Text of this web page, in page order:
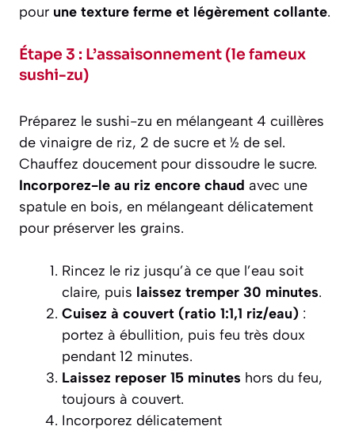
pour une texture ferme et légèrement collante.
Étape 3 : L’assaisonnement (le fameux
sushi-zu)
Préparez le sushi-zu en mélangeant 4 cuillères
de vinaigre de riz, 2 de sucre et ½ de sel.
Chauffez doucement pour dissoudre le sucre.
Incorporez-le au riz encore chaud avec une
spatule en bois, en mélangeant délicatement
pour préserver les grains.
Rincez le riz jusqu’à ce que l’eau soit
claire, puis laissez tremper 30 minutes.
Cuisez à couvert (ratio 1:1,1 riz/eau) :
portez à ébullition, puis feu très doux
pendant 12 minutes.
Laissez reposer 15 minutes hors du feu,
toujours à couvert.
Incorporez délicatement